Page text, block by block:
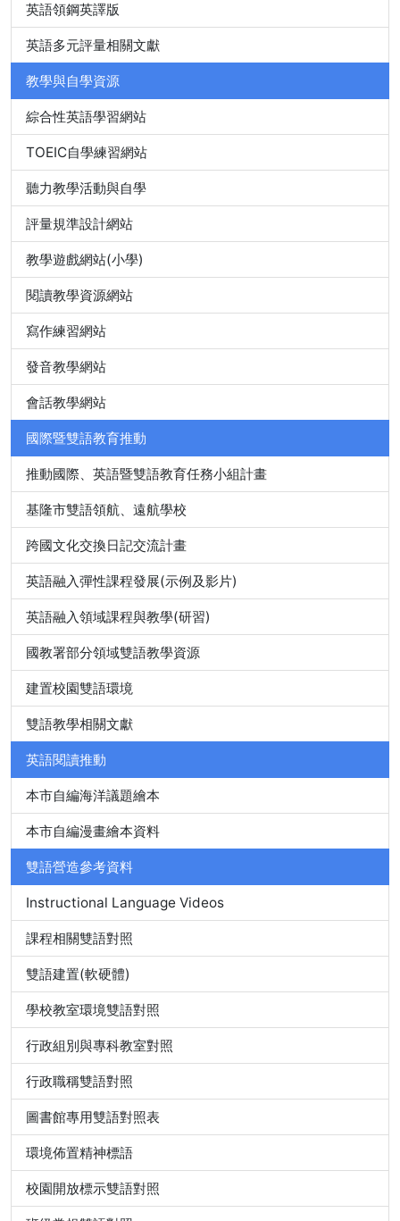
英語領鋼英譯版
英語多元評量相關文獻
教學與自學資源
綜合性英語學習網站
TOEIC自學練習網站
聽力教學活動與自學
評量規準設計網站
教學遊戲網站(小學)
閱讀教學資源網站
寫作練習網站
發音教學網站
會話教學網站
國際暨雙語教育推動
推動國際、英語暨雙語教育任務小組計畫
基隆市雙語領航、遠航學校
跨國文化交換日記交流計畫
英語融入彈性課程發展(示例及影片)
英語融入領域課程與教學(研習)
國教署部分領域雙語教學資源
建置校園雙語環境
雙語教學相關文獻
英語閱讀推動
本市自編海洋議題繪本
本市自編漫畫繪本資料
雙語營造參考資料
Instructional Language Videos
課程相關雙語對照
雙語建置(軟硬體)
學校教室環境雙語對照
行政組別與專科教室對照
行政職稱雙語對照
圖書館專用雙語對照表
環境佈置精神標語
校園開放標示雙語對照